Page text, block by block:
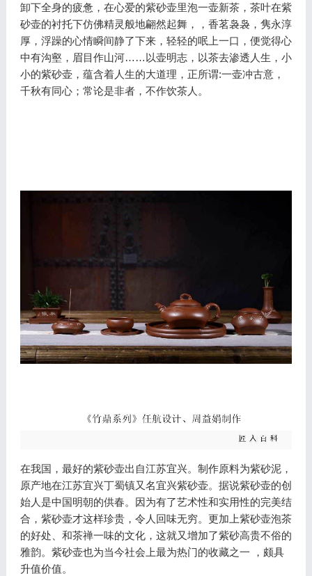
卸下全身的疲惫，在心爱的紫砂壶里泡一壶新茶，茶叶在紫
砂壶的衬托下仿佛精灵般地翩然起舞，，香茗袅袅，隽永淳
厚，浮躁的心情瞬间静了下来，轻轻的呡上一口，便觉得心
中有沟壑，眉目作山河……以壶明志，以茶去渗透人生，小
小的紫砂壶，蕴含着人生的大道理，正所谓:一壶冲古意，
千秋有同心；常论是非者，不作饮茶人。
在我国，最好的紫砂壶出自江苏宜兴。制作原料为紫砂泥，
原产地在江苏宜兴丁蜀镇又名宜兴紫砂壶。据说紫砂壶的创
始人是中国明朝的供春。因为有了艺术性和实用性的完美结
合，紫砂壶才这样珍贵，令人回味无穷。更加上紫砂壶泡茶
的好处、和茶禅一味的文化，这就又增加了紫砂高贵不俗的
雅韵。紫砂壶也为当今社会上最为热门的收藏之一 ，颇具
升值价值。